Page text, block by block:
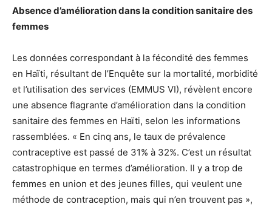
Absence d’amélioration dans la condition sanitaire des
femmes
Les données correspondant à la fécondité des femmes
en Haïti, résultant de l’Enquête sur la mortalité, morbidité
et l’utilisation des services (EMMUS VI), révèlent encore
une absence flagrante d’amélioration dans la condition
sanitaire des femmes en Haïti, selon les informations
rassemblées. « En cinq ans, le taux de prévalence
contraceptive est passé de 31% à 32%. C’est un résultat
catastrophique en termes d’amélioration. Il y a trop de
femmes en union et des jeunes filles, qui veulent une
méthode de contraception, mais qui n’en trouvent pas »,